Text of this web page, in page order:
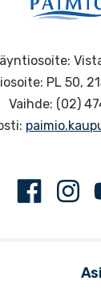
PL 50,
Vaihde: (02)